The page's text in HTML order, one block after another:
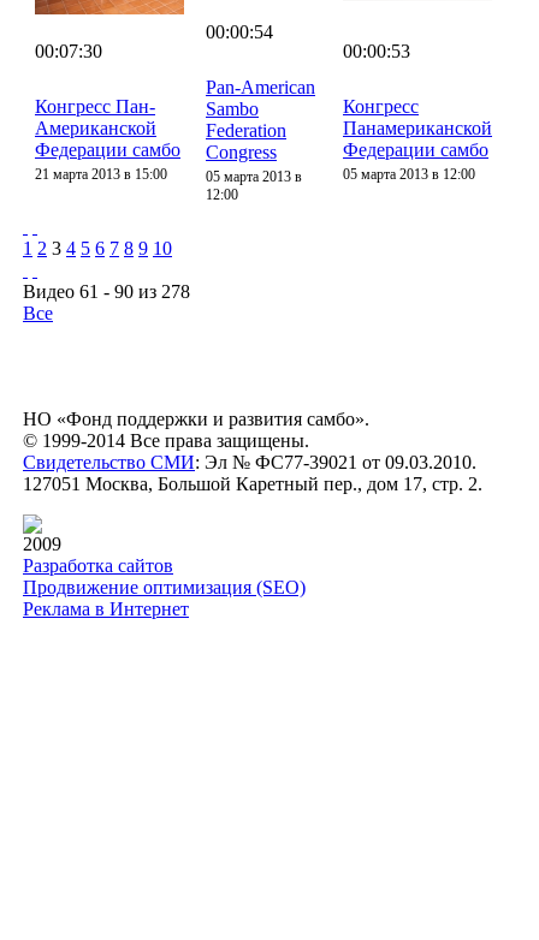
00:07:30
Конгресс Пан-
Американской
Федерации самбо
21 марта 2013 в 15:00
00:00:54
Pan-American
Sambo
Federation
Congress
05 марта 2013 в
12:00
00:00:53
Конгресс
Панамериканской
Федерации самбо
05 марта 2013 в 12:00
1 2 3 4 5 6 7 8 9 10
Видео 61 - 90 из 278
Все
НО «Фонд поддержки и развития самбо».
© 1999-2014 Все права защищены.
Свидетельство СМИ: Эл № ФС77-39021 от 09.03.2010.
127051 Москва, Большой Каретный пер., дом 17, стр. 2.
2009
Разработка сайтов
Продвижение оптимизация (SEO)
Реклама в Интернет